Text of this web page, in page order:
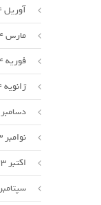
آوریل 2024
مارس 2024
فوریه 2024
ژانویه 2024
دسامبر 2023
نوامبر 2023
اکتبر 2023
سپتامبر 2023